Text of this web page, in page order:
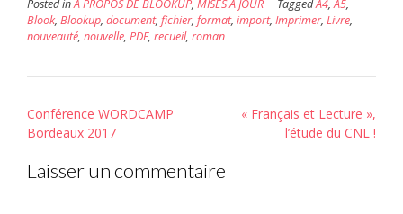
Posted inA PROPOS DE BLOOKUP, MISES À JOUR TaggedA4,A5,
Blook, Blookup, document, fichier, format, import, Imprimer, Livre,
nouveauté, nouvelle, PDF, recueil, roman
Post
navigation
Conférence WORDCAMP
Bordeaux 2017
« Français et Lecture »,
l’étude du CNL !
Laisser un commentaire